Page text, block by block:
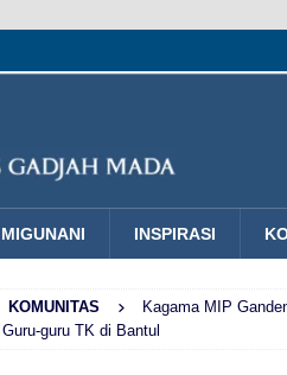
MIGUNANI INSPIRASI
KOMUNITAS
Kagama MIP
guru TK di Bantul